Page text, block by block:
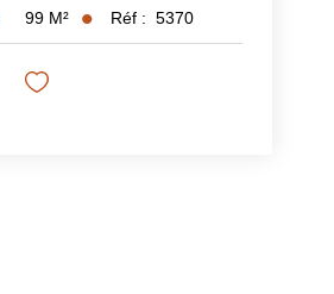
99 M² Réf : 5370